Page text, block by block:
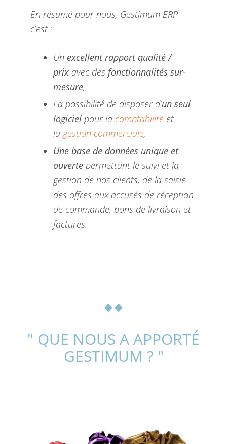
En résumé pour nous, Gestimum ERP
c’est :
Un excellent rapport qualité /
prix avec des fonctionnalités sur-
mesure,
La possibilité de disposer d’un seul
logiciel pour la comptabilité et
la gestion commerciale,
Une base de données unique et
ouverte permettant le suivi et la
gestion de nos clients, de la saisie
des offres aux accusés de réception
de commande, bons de livraison et
factures.
" QUE NOUS A APPORTÉ
GESTIMUM ? "